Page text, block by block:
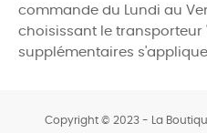
commande du Lundi au
choisissant le transporteur
supplémentaires
Copyright © 2023 - La